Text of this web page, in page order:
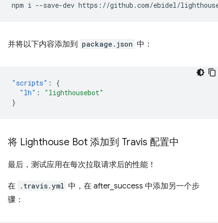
npm i --save-dev
并将以下内容添加到 package.json 中：
"scripts" :
{
"lh" :
"lighthousebot"
}
将 Lighthouse Bot 添加到 Travis 配置中
最后，测试应用在每次拉取请求后的性能！
在 .travis.yml 中，在 after_success 中添加另一个步
骤：